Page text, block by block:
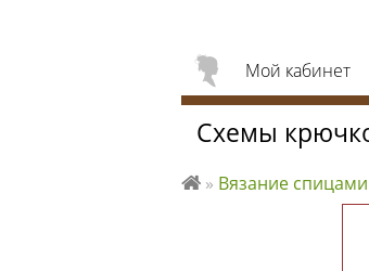
Мой кабинет
Схемы
» Вязание спицами